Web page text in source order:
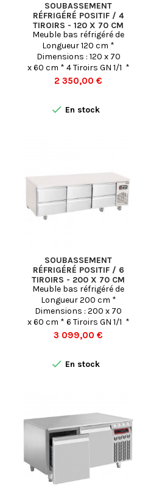
SOUBASSEMENT
RÉFRIGÉRÉ POSITIF / 4
TIROIRS - 120 X 70 CM
Meuble bas réfrigéré de
Longueur 120 cm *
Dimensions : 120 x 70
x 60 cm * 4 Tiroirs GN 1/1 *
Froid POSITIF Ventilé (-2 °
Prix
2 350,00 €
 En stock
SOUBASSEMENT
RÉFRIGÉRÉ POSITIF / 6
TIROIRS - 200 X 70 CM
Meuble bas réfrigéré de
Longueur 200 cm *
Dimensions : 200 x 70
x 60 cm * 6 Tiroirs GN 1/1 *
Froid POSITIF Ventilé (-2 °
Prix
3 099,00 €
 En stock